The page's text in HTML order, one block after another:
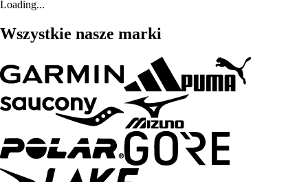
Loading...
Wszystkie nasze marki